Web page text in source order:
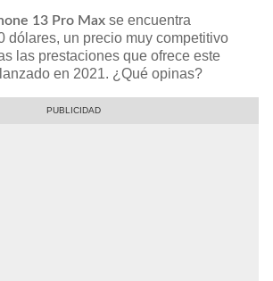
13 Pro Max se encuentra
dólares, un precio muy competitivo
las prestaciones que ofrece este
en 2021. ¿Qué opinas?